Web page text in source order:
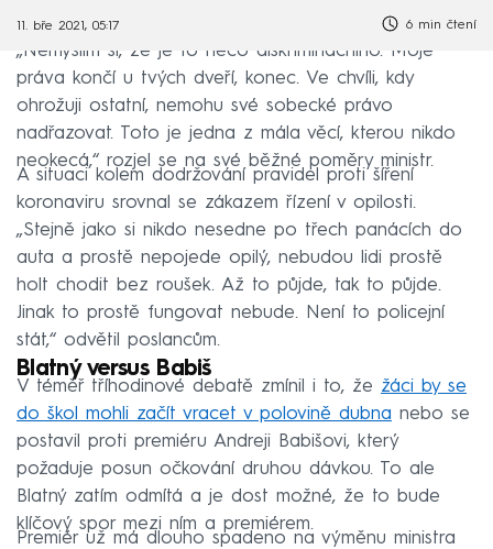
11. bře 2021, 05:17 6 min čtení
„Nemyslím si, že je to něco diskriminačního. Moje
práva končí u tvých dveří, konec. Ve chvíli, kdy
ohrožuji ostatní, nemohu své sobecké právo
nadřazovat. Toto je jedna z mála věcí, kterou nikdo
neokecá,“ rozjel se na své běžné poměry ministr.
A situaci kolem dodržování pravidel proti šíření
koronaviru srovnal se zákazem řízení v opilosti.
„Stejně jako si nikdo nesedne po třech panácích do
auta a prostě nepojede opilý, nebudou lidi prostě
holt chodit bez roušek. Až to půjde, tak to půjde.
Jinak to prostě fungovat nebude. Není to policejní
stát,“ odvětil poslancům.
Blatný versus Babiš
V téměř tříhodinové debatě zmínil i to, že žáci by se
do škol mohli začít vracet v polovině dubna nebo se
postavil proti premiéru Andreji Babišovi, který
požaduje posun očkování druhou dávkou. To ale
Blatný zatím odmítá a je dost možné, že to bude
klíčový spor mezi ním a premiérem.
Premiér už má dlouho spadeno na výměnu ministra